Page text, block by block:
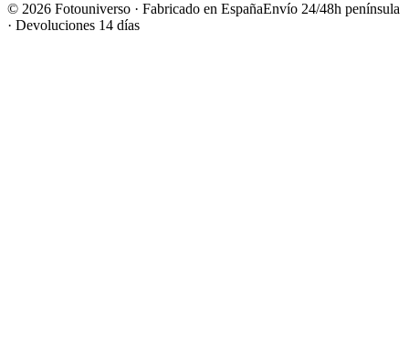
© 2026 Fotouniverso · Fabricado en EspañaEnvío 24/48h península
· Devoluciones 14 días